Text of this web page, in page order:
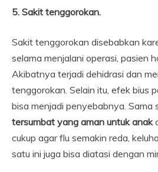
5. Sakit tenggorokan.
Sakit tenggorokan disebabkan
selama menjalani operasi, pasien
Akibatnya terjadi dehidrasi dan
tenggorokan. Selain itu, efek bius
bisa menjadi penyebabnya. Sama
tersumbat yang aman untuk anak
cukup agar flu semakin reda,
satu ini juga bisa diatasi dengan